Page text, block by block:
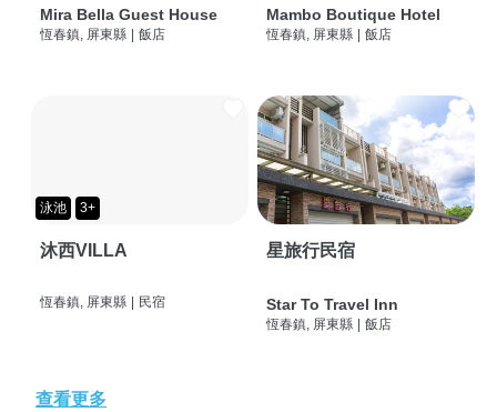
Mira Bella Guest House
恆春鎮, 屏東縣 | 飯店
Mambo Boutique Hotel
恆春鎮, 屏東縣 | 飯店
泳池 3+
沐西VILLA
恆春鎮, 屏東縣 | 民宿
星旅行民宿
Star To Travel Inn
恆春鎮, 屏東縣 | 飯店
查看更多